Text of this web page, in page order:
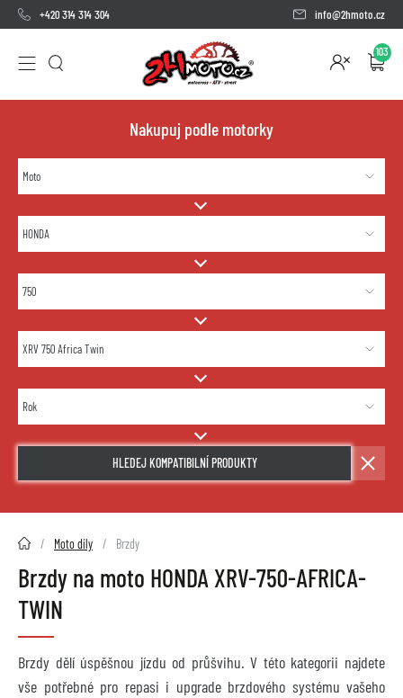
+420 314 314 304 info@2hmoto.cz
103
Nakupuj podle motorky
HLEDEJ KOMPATIBILNÍ PRODUKTY
2HMOTO.cz Moto díly Brzdy
Brzdy na moto HONDA XRV-750-AFRICA-
TWIN
Brzdy dělí úspěšnou jízdu od průšvihu. V této kategorii najdete
vše potřebné pro repasi i upgrade brzdového systému vašeho